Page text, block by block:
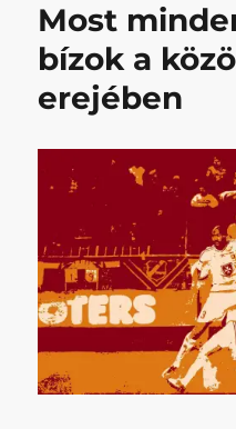
Most
bízok a
erejében